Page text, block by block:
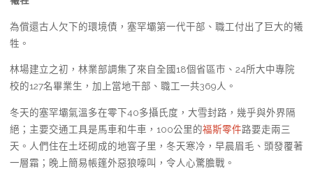
為償還古人欠下的環境債，塞罕壩第一代干部、職工付出了巨大的犧
牲。
林場建立之初，林業部調集了來自全國18個省區市、24所大中專院
校的127名畢業生，加上當地干部、職工一共369人。
冬天的塞罕壩氣溫多在零下40多攝氏度，大雪封路，幾乎與外界隔
絕；主要交通工具是馬車和牛車，100公里的福斯零件路要走兩三
天。人們住在土坯砌成的地窨子里，冬天寒冷，早晨眉毛、頭發覆著
一層霜；晚上簡易帳篷外惡狼嚎叫，令人心驚膽戰。